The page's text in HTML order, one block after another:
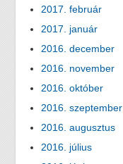
2017. február
2017. január
2016. december
2016. november
2016. október
2016. szeptember
2016. augusztus
2016. július